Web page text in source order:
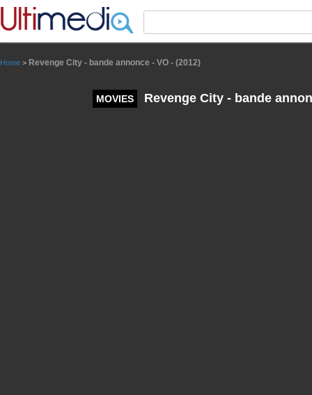
Home > Revenge City - bande annonce - VO - (2012)
MOVIES Revenge City - bande
Panneau de gestion des cookies